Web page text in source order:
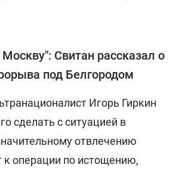
Свитан рассказал о
под Белгородом
Игорь Гиркин
сделать с ситуацией в
отвлечению
к операции по истощению,